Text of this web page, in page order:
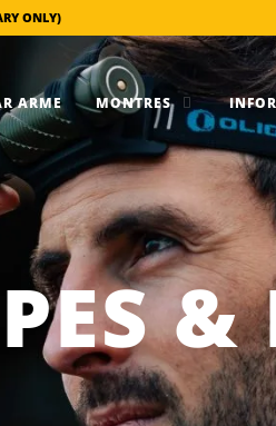
ONLY)
ARME MONTRES
&